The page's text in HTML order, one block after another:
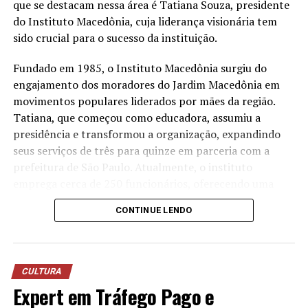
a água utilizada nos processos operacionais e reutilizá-la
na lavagem de veículos, reduzindo o consumo de
recursos naturais.
“Quando falamos em sustentabilidade, precisamos falar
sobre ações práticas e resultados concretos. O reuso da
água mostra que é possível unir eficiência operacional,
preservação ambiental e responsabilidade com as
comunidades onde estamos inseridos. Nosso cuidado
também envolve os uniformes das oficinas, desde
2006, eles são enviados para uma lavanderia industrial
mecânica”, destaca Anderson Acassio Martins,
coordenador Administrativo da Savana.
que se destacam nessa área é Tatiana Souza, presidente
do Instituto Macedônia, cuja liderança visionária tem
sido crucial para o sucesso da instituição.
Fundado em 1985, o Instituto Macedônia surgiu do
engajamento dos moradores do Jardim Macedônia em
movimentos populares liderados por mães da região.
Tatiana, que começou como educadora, assumiu a
presidência e transformou a organização, expandindo
seus serviços de três para quinze em parceria com a
prefeitura de São Paulo. Atualmente, o instituto
ampla gama de serviços que atendem crianças,
mulheres, idosos e promovem o empreendedorismo e a
A liderança feminina no terceiro setor tem mostrado
resultados notáveis no Brasil. Segundo dados recentes,
as ONGs lideradas por mulheres têm crescido
CONTINUE LENDO
CULTURA
Expert em Tráfego Pago e